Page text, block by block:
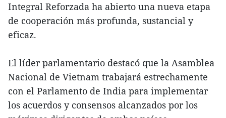
Integral Reforzada ha abierto una nueva etapa
de cooperación más profunda, sustancial y
eficaz.
El líder parlamentario destacó que la Asamblea
Nacional de Vietnam trabajará estrechamente
con el Parlamento de India para implementar
los acuerdos y consensos alcanzados por los